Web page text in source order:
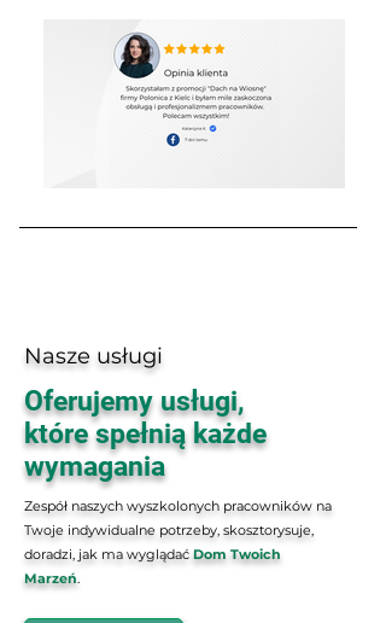
Nasze usługi
Oferujemy usługi,
które spełnią każde
wymagania
Zespół naszych wyszkolonych pracowników na
Twoje indywidualne potrzeby, skosztorysuje,
doradzi, jak ma wyglądać Dom Twoich
Marzeń.